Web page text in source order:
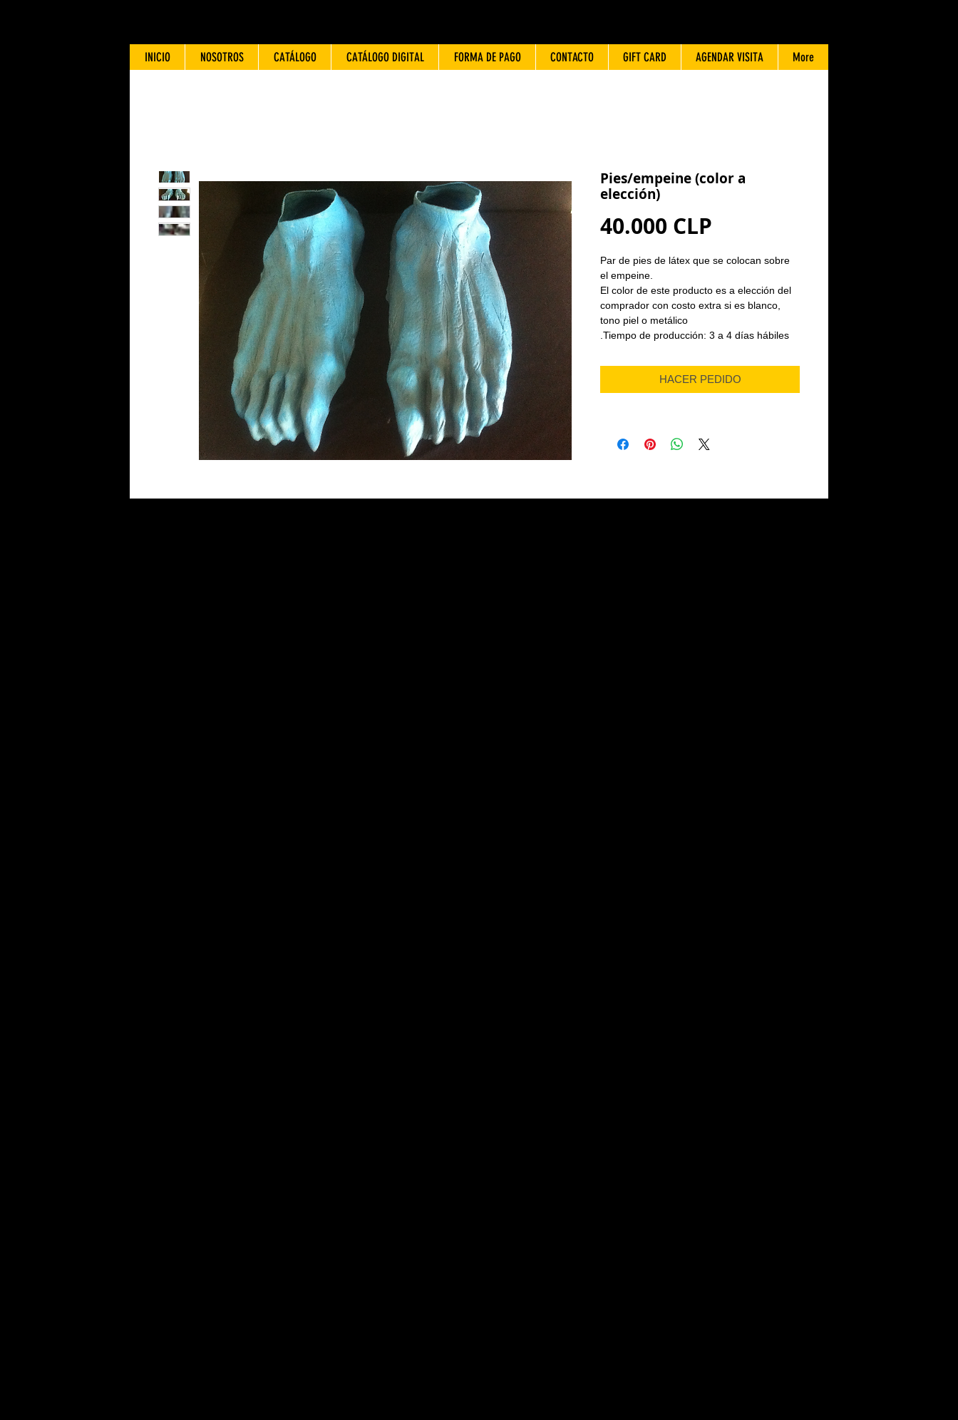
INICIO NOSOTROS CATÁLOGO CATÁLOGO DIGITAL FORMA DE PAGO CONTACTO GIFT CARD AGENDAR VISITA More
Pies/empeine (color a
elección)
40.000 CLP
Par de pies de látex que se colocan sobre
el empeine.
El color de este producto es a elección del
comprador con costo extra si es blanco,
tono piel o metálico
.Tiempo de producción: 3 a 4 días hábiles
HACER PEDIDO